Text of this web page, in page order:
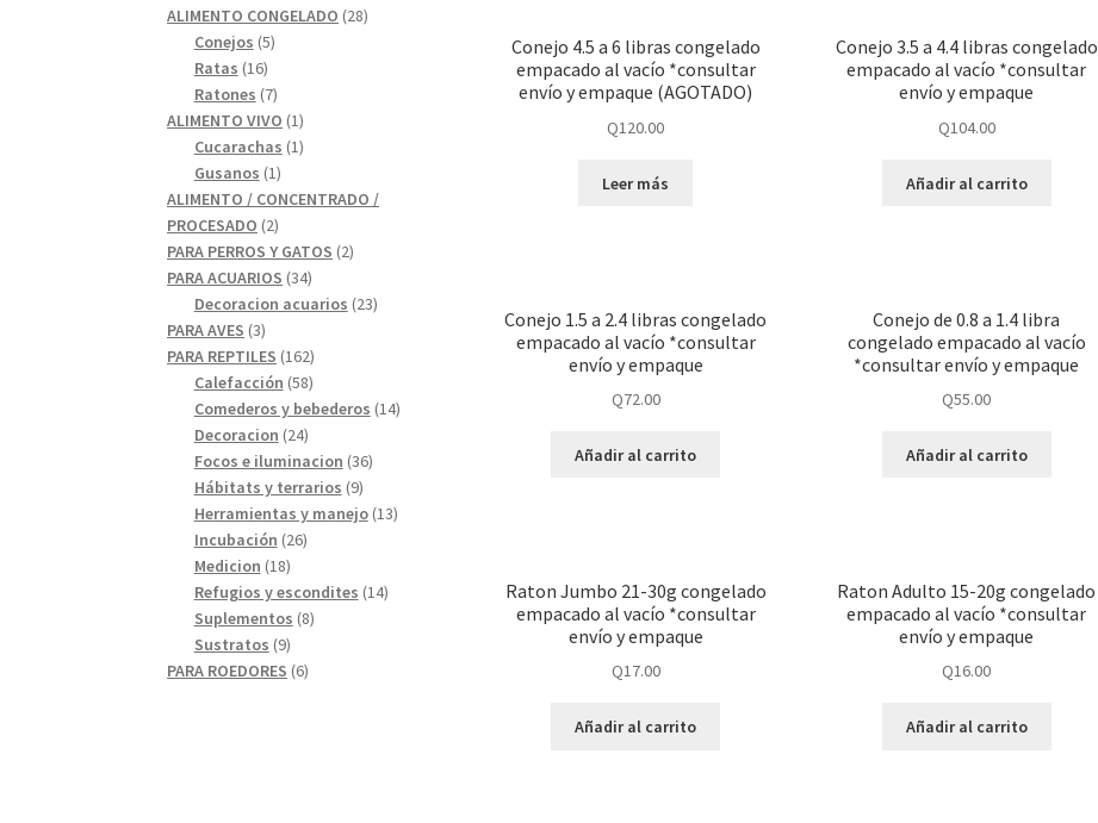
Conejo 4.5 a 6 libras congelado
empacado al vacío *consultar
envío y empaque (AGOTADO)
Q120.00
Leer más
Conejo 3.5 a 4.4 libras congelado
empacado al vacío *consultar
envío y empaque
Q104.00
Añadir al carrito
Conejo 1.5 a 2.4 libras congelado
empacado al vacío *consultar
envío y empaque
Q72.00
Añadir al carrito
Conejo de 0.8 a 1.4 libra
congelado empacado al vacío
*consultar envío y empaque
Q55.00
Añadir al carrito
Raton Jumbo 21-30g congelado
empacado al vacío *consultar
envío y empaque
Q17.00
Añadir al carrito
Raton Adulto 15-20g congelado
empacado al vacío *consultar
envío y empaque
Q16.00
Añadir al carrito
ALIMENTO CONGELADO 2828
Conejos 55
Ratas 1616
productos
Ratones 77
productos
ALIMENTO VIVO 11
producto
Cucarachas 11
Gusanos 11
producto
ALIMENTO / CONCENTRADO /
PROCESADO 22
productos
PARA PERROS Y GATOS 22
PARA ACUARIOS 3434
productos
Decoracion acuarios 2323
PARA AVES 33
productos
PARA REPTILES 162162
productos
Calefacción 5858
productos
Comederos y bebederos 1414
Decoracion 2424
productos
Focos e iluminacion 3636
Hábitats y terrarios 99
productos
Herramientas y manejo 1313
Incubación 2626
Medicion 1818
productos
Refugios y escondites 1414
Suplementos 88
Sustratos 99
productos
PARA ROEDORES 66